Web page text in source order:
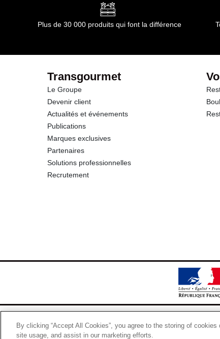
dont Acides gras saturés
dont Sucres
Fibres
Protéines
Plus de 30 000 produits qui font la différence
Transgourmet
Le Groupe
Devenir client
Actualités et événements
Publications
Marques exclusives
Partenaires
Solutions professionnelles
Recrutement
By clicking “Accept All Cookies”, you agree to the storing of
site usage, and assist in our marketing efforts.